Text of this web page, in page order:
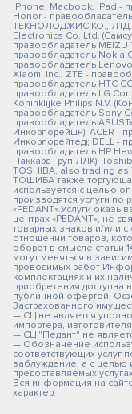
iPhone, Macbook, iPad -
Honor -
ТЕКНОЛОДЖИС КО., ЛТД.);
Electronics Co. Ltd.
правообладатель MEIZU
правообладатель Nokia
правообладатель
Xiaomi Inc.; ZTE -
правообладатель HTC
правообладатель LG
Koninklijke Philips N.V.
правообладатель Sony
правообладатель
Инкорпорейшн); ACER -
Инкорпорейтед); DELL -
правообладатель HP
Паккард Груп ЛЛК);
TOSHIBA, also trading
ТОШИБА также
используется с целью
производятся услуги по
«PEDANT».Услуги
центрах «PEDANT», не
товарных знаков и/или
отношении товаров,
оборот в смысле статьи
могут меняться в
проводимых работ
комплектациях и их
приобретения доступна
публичной офертой.
Застрахованного
— СЦ не является
импортера,
— СЦ "Педант" не
— Обозначение
соответствующих услуг
заблуждение, а с целью
предоставляемых
Вся информация на
характер.